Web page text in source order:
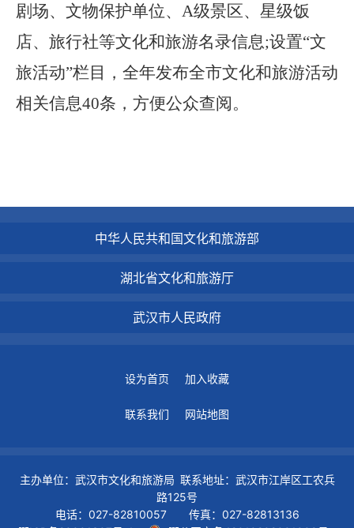
剧场、文物保护单位、 A级景区、星级饭
店、旅行社等文化和旅游名录信息;设置“文
旅活动”栏目，全年发布全市文化和旅游活动
相关信息40条，方便公众查阅。
中华人民共和国文化和旅游部
湖北省文化和旅游厅
武汉市人民政府
设为首页 加入收藏
联系我们 网站地图
主办单位：武汉市文化和旅游局 联系地址：武汉市江岸区工农兵
路125号
电话：027-82810057 传真：027-82813136